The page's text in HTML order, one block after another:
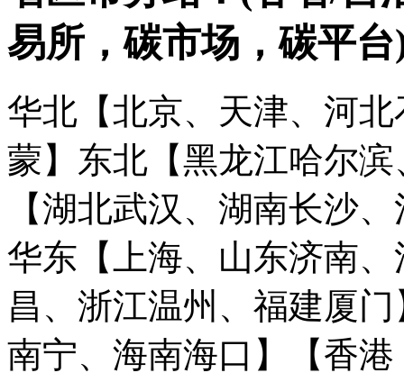
易所，碳市场，碳平台
华北【北京、天津、河
蒙】 东北【黑龙江哈尔
【湖北武汉、湖南长沙
华东【上海、山东济南
昌、浙江温州、福建厦门
南宁、海南海口】
【香